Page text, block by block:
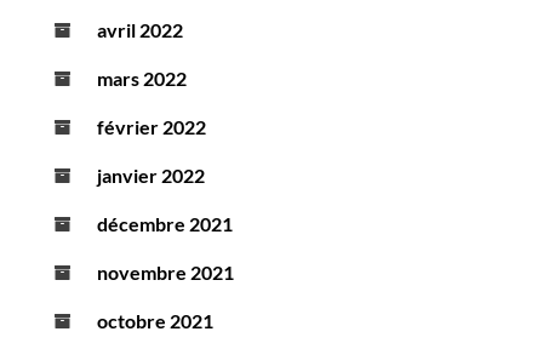
avril 2022
mars 2022
février 2022
janvier 2022
décembre 2021
novembre 2021
octobre 2021